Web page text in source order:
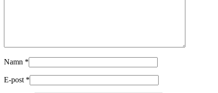
Namn *
E-post *